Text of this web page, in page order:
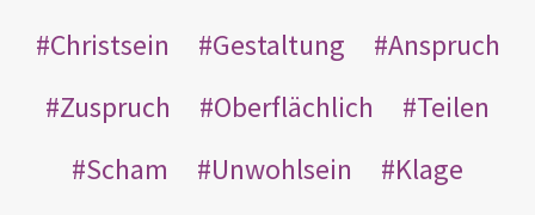
Christsein
Gestaltung
Anspruch
Zuspruch
Oberflächlich
Teilen
Scham
Unwohlsein
Klage